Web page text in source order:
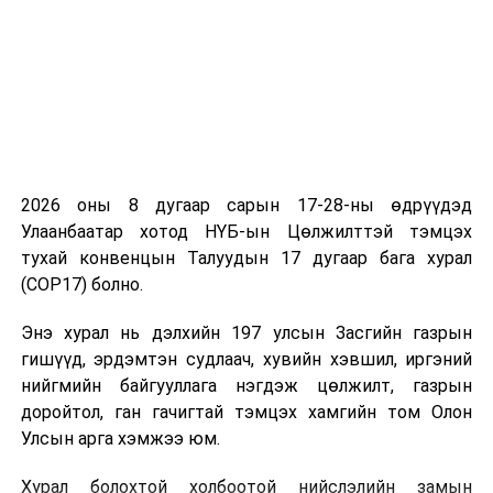
2026 оны 8 дугаар сарын 17-28-ны өдрүүдэд
Улаанбаатар хотод НҮБ-ын Цөлжилттэй тэмцэх
тухай конвенцын Талуудын 17 дугаар бага хурал
(COP17) болно.
Энэ хурал нь дэлхийн 197 улсын Засгийн газрын
гишүүд, эрдэмтэн судлаач, хувийн хэвшил, иргэний
нийгмийн байгууллага нэгдэж цөлжилт, газрын
доройтол, ган гачигтай тэмцэх хамгийн том Олон
Улсын арга хэмжээ юм.
Хурал болохтой холбоотой нийслэлийн замын